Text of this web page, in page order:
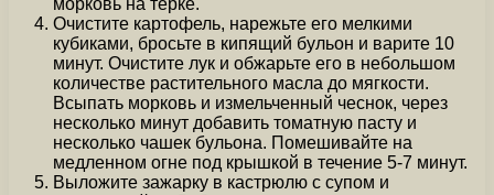
морковь на терке.
Очистите картофель, нарежьте его мелкими
кубиками, бросьте в кипящий бульон и варите 10
минут. Очистите лук и обжарьте его в небольшом
количестве растительного масла до мягкости.
Всыпать морковь и измельченный чеснок, через
несколько минут добавить томатную пасту и
несколько чашек бульона. Помешивайте на
медленном огне под крышкой в течение 5-7 минут.
Выложите зажарку в кастрюлю с супом и